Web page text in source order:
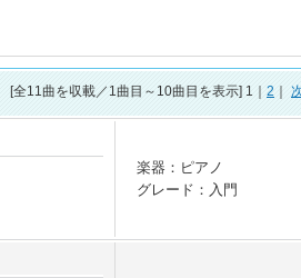
[全11曲を収載／1曲目～10曲目を表示] 1｜ 2 ｜
楽器：ピアノ
グレード：入門